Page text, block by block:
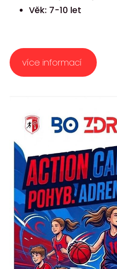
Věk: 7-10 let
​více informací ​